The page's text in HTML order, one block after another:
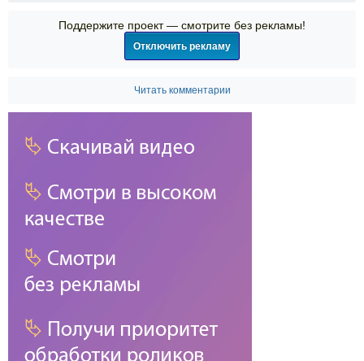
Поддержите проект — смотрите без рекламы!
Отключить рекламу
Читать комментарии